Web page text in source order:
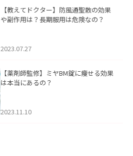
【教えてドクター】防風通聖散の効果
や副作用は？長期服用は危険なの？
2023.07.27
【薬剤師監修】ミヤBM錠に痩せる効果
は本当にあるの？
2023.11.10